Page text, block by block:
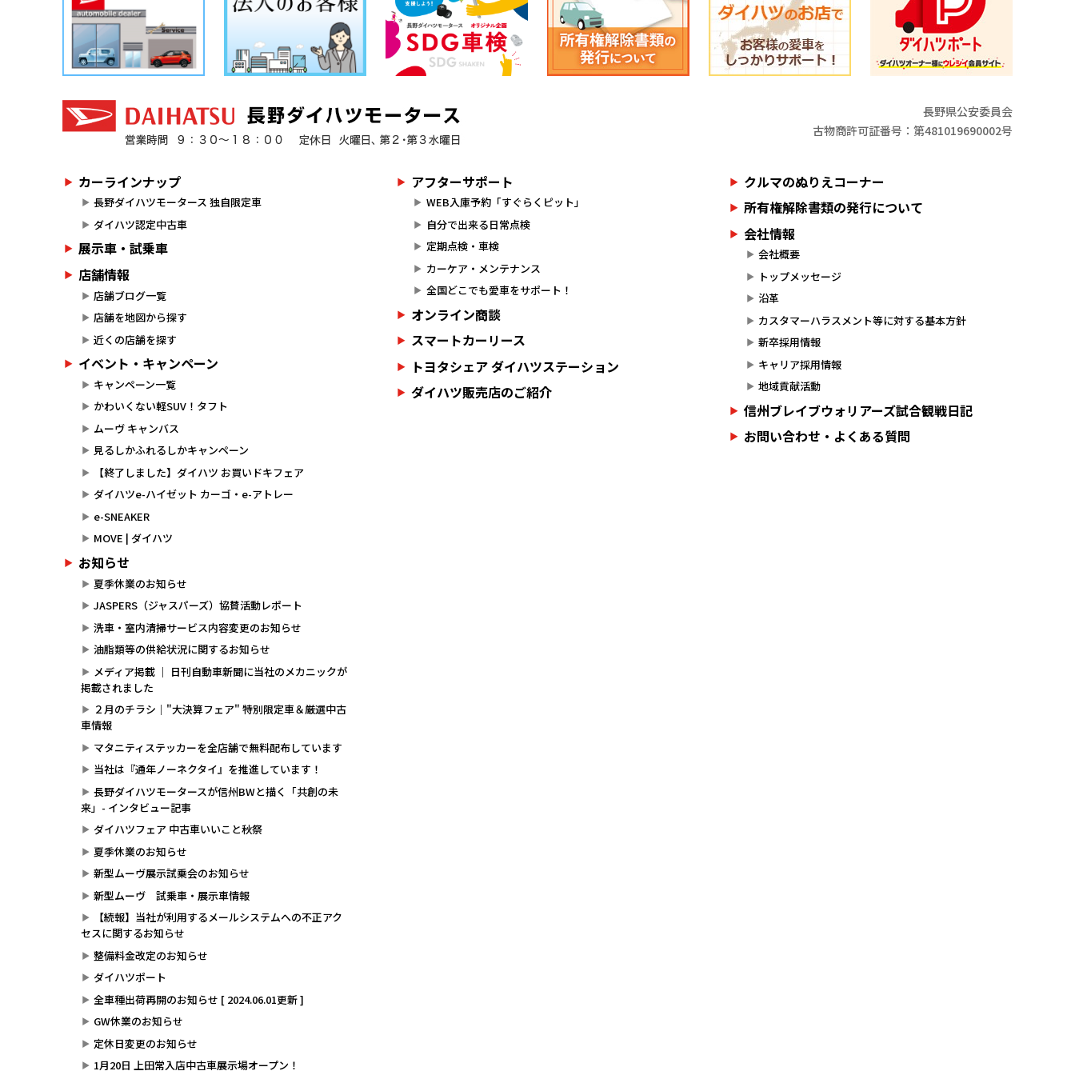
長野県公安委員会
古物商許可証番号：第481019690002号
カーラインナップ
長野ダイハツモータース 独自限定車
ダイハツ認定中古車
展示車・試乗車
店舗情報
店舗ブログ一覧
店舗を地図から探す
近くの店舗を探す
イベント・キャンペーン
キャンペーン一覧
かわいくない軽SUV！タフト
ムーヴ キャンバス
見るしかふれるしかキャンペーン
【終了しました】ダイハツ お買いドキフェア
ダイハツe-ハイゼット カーゴ・e-アトレー
e-SNEAKER
MOVE | ダイハツ
お知らせ
夏季休業のお知らせ
JASPERS（ジャスパーズ）協賛活動レポート
洗車・室内清掃サービス内容変更のお知らせ
油脂類等の供給状況に関するお知らせ
メディア掲載 ｜ 日刊自動車新聞に当社のメカニックが
掲載されました
２月のチラシ｜"大決算フェア" 特別限定車＆厳選中古
車情報
マタニティステッカーを全店舗で無料配布しています
当社は『通年ノーネクタイ』を推進しています！
長野ダイハツモータースが信州BWと描く「共創の未
来」- インタビュー記事
ダイハツフェア 中古車いいこと秋祭
夏季休業のお知らせ
新型ムーヴ展示試乗会のお知らせ
新型ムーヴ 試乗車・展示車情報
【続報】当社が利用するメールシステムへの不正アク
セスに関するお知らせ
整備料金改定のお知らせ
ダイハツポート
全車種出荷再開のお知らせ [ 2024.06.01更新 ]
GW休業のお知らせ
定休日変更のお知らせ
1月20日 上田常入店中古車展示場オープン！
アフターサポート
WEB入庫予約「すぐらくピット」
自分で出来る日常点検
定期点検・車検
カーケア・メンテナンス
全国どこでも愛車をサポート！
オンライン商談
スマートカーリース
トヨタシェア ダイハツステーション
ダイハツ販売店のご紹介
クルマのぬりえコーナー
所有権解除書類の発行について
会社情報
会社概要
トップメッセージ
沿革
カスタマーハラスメント等に対する基本方針
新卒採用情報
キャリア採用情報
地域貢献活動
信州ブレイブウォリアーズ試合観戦日記
お問い合わせ・よくある質問